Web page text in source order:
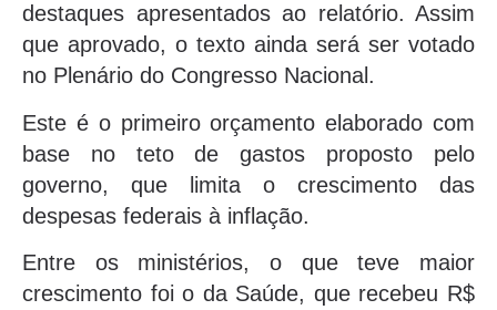
destaques apresentados ao relatório. Assim
que aprovado, o texto ainda será ser votado
no Plenário do Congresso Nacional.
Este é o primeiro orçamento elaborado com
base no teto de gastos proposto pelo
governo, que limita o crescimento das
despesas federais à inflação.
Entre os ministérios, o que teve maior
crescimento foi o da Saúde, que recebeu R$